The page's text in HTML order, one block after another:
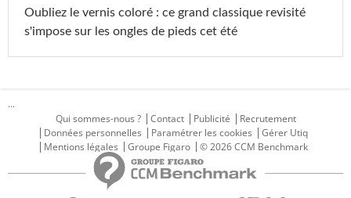
Oubliez le vernis coloré : ce grand classique revisité
s'impose sur les ongles de pieds cet été
...
Qui sommes-nous ?
Contact Publicité
Recrutement
Données personnelles
Paramétrer les cookies
Gérer Utiq
Mentions légales
Groupe Figaro © 2026 CCM Benchmark